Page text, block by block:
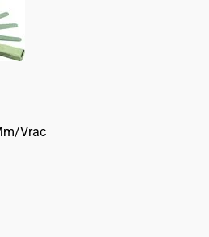
Vrac